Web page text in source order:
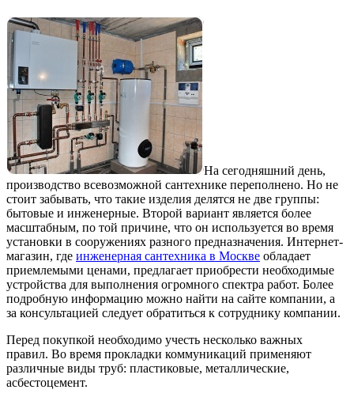
На сегодняшний день,
производство всевозможной сантехнике переполнено. Но не
стоит забывать, что такие изделия делятся не две группы:
бытовые и инженерные. Второй вариант является более
масштабным, по той причине, что он используется во время
установки в сооружениях разного предназначения. Интернет-
магазин, где инженерная сантехника в Москве обладает
приемлемыми ценами, предлагает приобрести необходимые
устройства для выполнения огромного спектра работ. Более
подробную информацию можно найти на сайте компании, а
за консультацией следует обратиться к сотруднику компании.
Перед покупкой необходимо учесть несколько важных
правил. Во время прокладки коммуникаций применяют
различные виды труб: пластиковые, металлические,
асбестоцемент.